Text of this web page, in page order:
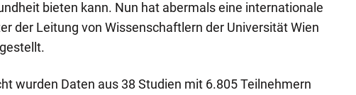
bieten kann. Nun hat abermals eine internationale
der Leitung von Wissenschaftlern der Universität Wien
wurden Daten aus 38 Studien mit 6.805 Teilnehmern